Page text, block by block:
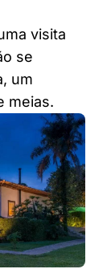
visita
se
um
meias.